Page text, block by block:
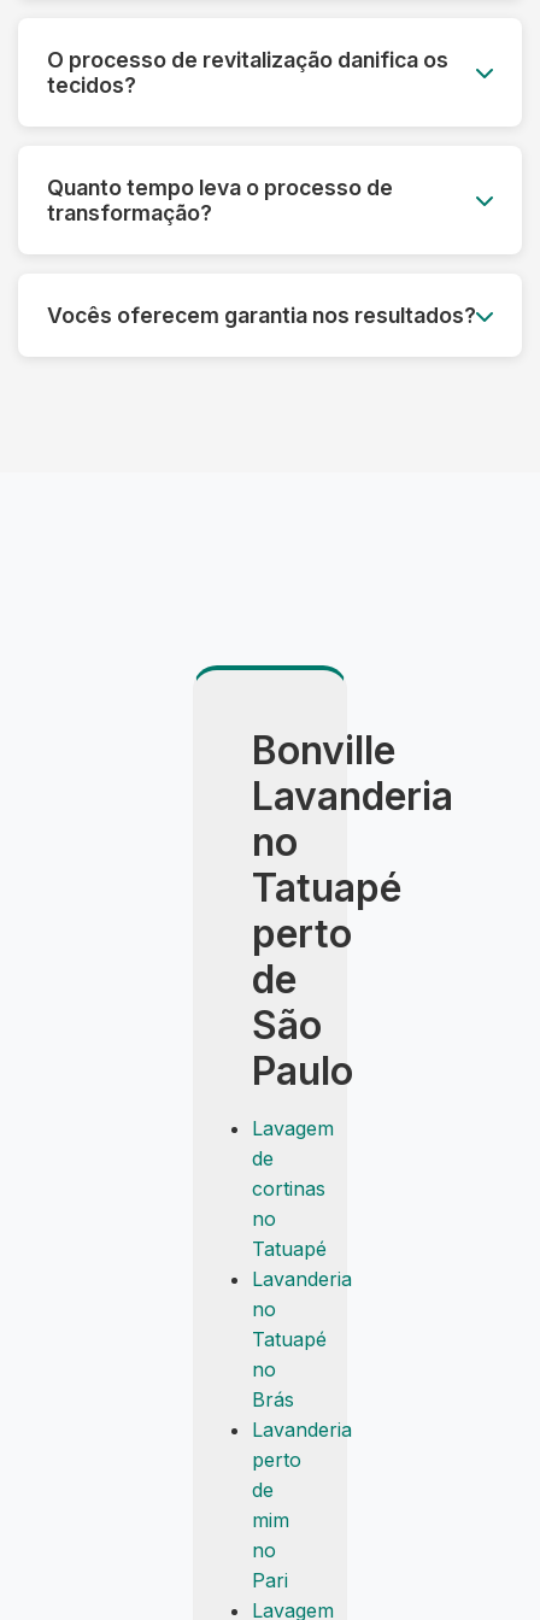
prévia e informamos o que é possível restaurar
O processo de revitalização danifica os
tecidos?
prolongar a vida útil das roupas, sempre
respeitando as características de cada material.
Quanto tempo leva o processo de
transformação?
de restauração podem precisar de um tempo
adicional para garantir o melhor resultado.
Vocês oferecem garantia nos resultados?
Bonville
Lavanderia
no
Tatuapé
perto
de
São
Paulo
Lavagem
de
cortinas
no
Tatuapé
Lavanderia
no
Tatuapé
no
Brás
Lavanderia
perto
de
mim
no
Pari
Lavagem